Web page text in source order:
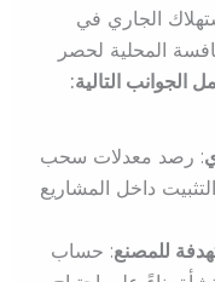
الجاري في
المحلية لحصر
الجوانب التالية:
: رصد معدلات سحب
داخل المشاريع
للمصنع: حساب